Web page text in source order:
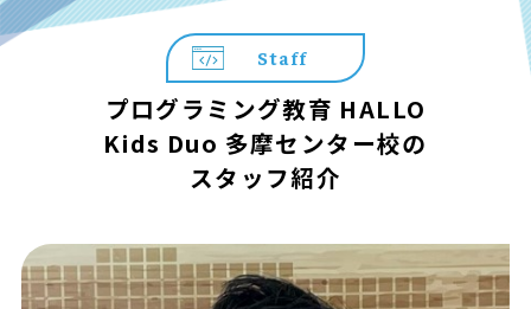
Staff
プログラミング教育 HALLO
Kids Duo 多摩センター校の
スタッフ紹介